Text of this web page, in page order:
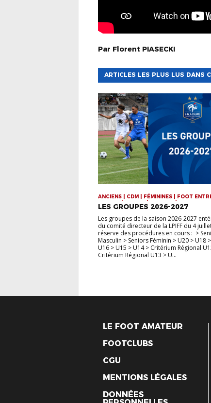
Par Florent PIASECKI
ARTICLES LES PLUS LUS DANS
ANCIENS | CDM | FÉMININES | FOOT
FUTSAL | JEUNES | SENIORS | VIE DE LA
LES GROUPES 2026-2027
Les groupes de la saison 2026-2027
du comité directeur de la LPIFF du 4
réserve des procédures en cours : >
Masculin > Seniors Féminin > U20 > U18
U16 > U15 > U14 > Critérium Régional
Critérium Régional U13 > U...
LE FOOT AMATEUR
FOOTCLUBS
CGU
MENTIONS LÉGALES
DONNÉES